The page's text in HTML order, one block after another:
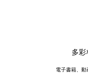
多彩
電子書籍、動